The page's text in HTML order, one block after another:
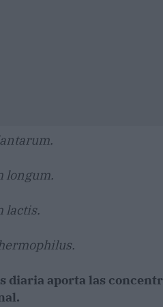
longum.
lactis.
diaria aporta las